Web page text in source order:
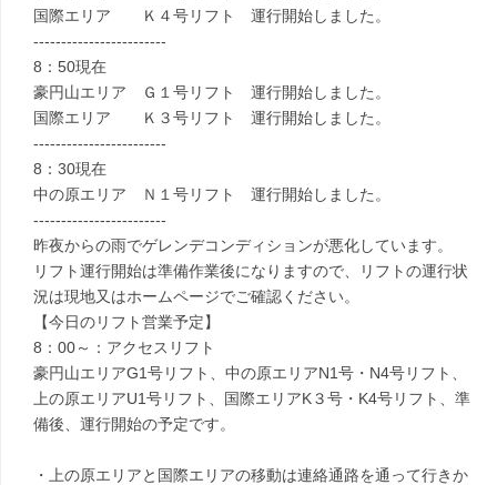
国際エリア Ｋ４号リフト 運行開始しました。
------------------------
8：50現在
豪円山エリア Ｇ１号リフト 運行開始しました。
国際エリア Ｋ３号リフト 運行開始しました。
------------------------
8：30現在
中の原エリア Ｎ１号リフト 運行開始しました。
------------------------
昨夜からの雨でゲレンデコンディションが悪化しています。
リフト運行開始は準備作業後になりますので、リフトの運行状
況は現地又はホームページでご確認ください。
【今日のリフト営業予定】
8：00～：アクセスリフト
豪円山エリアG1号リフト、中の原エリアN1号・N4号リフト、
上の原エリアU1号リフト、国際エリアK３号・K4号リフト、準
備後、運行開始の予定です。
・上の原エリアと国際エリアの移動は連絡通路を通って行きか